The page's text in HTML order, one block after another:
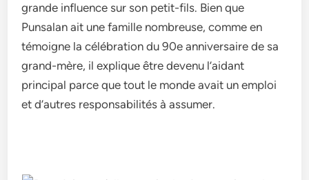
grande influence sur son petit-fils. Bien que
Punsalan ait une famille nombreuse, comme en
témoigne la célébration du 90e anniversaire de sa
grand-mère, il explique être devenu l’aidant
principal parce que tout le monde avait un emploi
et d’autres responsabilités à assumer.